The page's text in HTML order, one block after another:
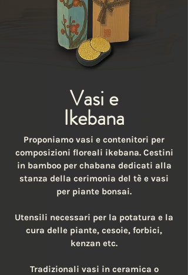
Vasi e
Ikebana
Proponiamo vasi e contenitori per
composizioni floreali ikebana. Cestini
in bamboo per chabana dedicati alla
stanza della cerimonia del tè e vasi
per piante bonsai.
Utensili necessari per la potatura e la
cura delle piante, cesoie, forbici,
kenzan etc.
Tradizionali vasi in ceramica o